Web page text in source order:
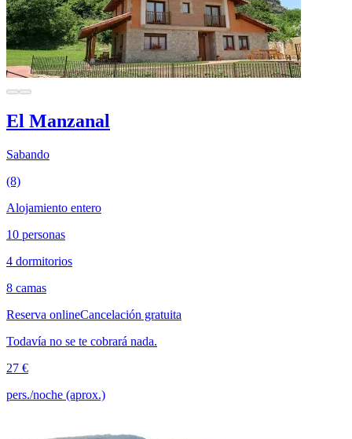
El Manzanal
Sabando
(8)
Alojamiento entero
10 personas
4 dormitorios
8 camas
Reserva onlineCancelación gratuita
Todavía no se te cobrará nada.
27 €
pers./noche (aprox.)